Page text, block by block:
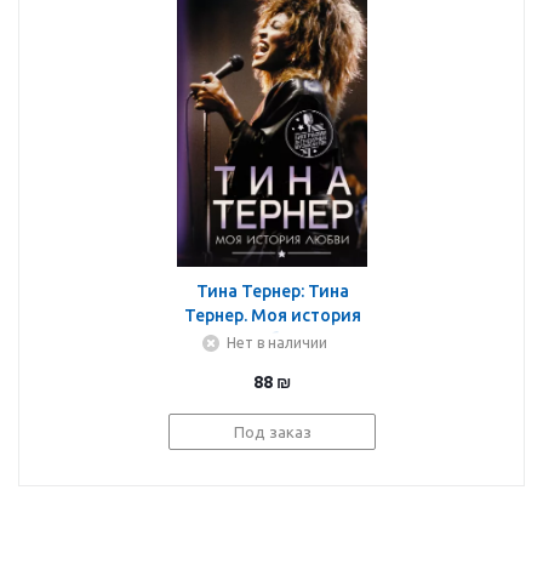
Тина Тернер: Тина
Тернер. Моя история
любви
Нет в наличии
88 ₪
Под заказ